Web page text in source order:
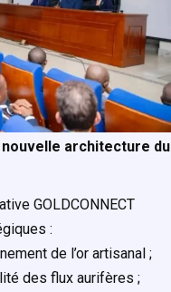
nouvelle architecture du
GOLDCONNECT
:
de l’or artisanal ;
des flux aurifères ;